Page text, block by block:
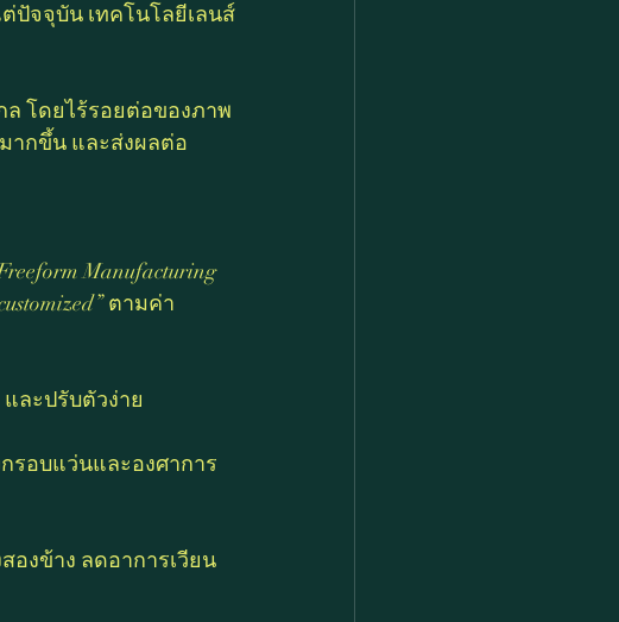
ปัจจุบัน เทคโนโลยีเลนส์
ล โดยไร้รอยต่อของภาพ
ากขึ้น และส่งผลต่อ
Manufacturing
ตามค่า
และปรับตัวง่าย
รอบแว่นและองศาการ
องข้าง ลดอาการเวียน